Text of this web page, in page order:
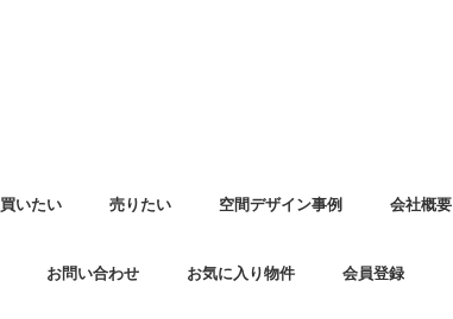
買いたい 売りたい 空間デザイン事例 会社概要
お問い合わせ お気に入り物件 会員登録